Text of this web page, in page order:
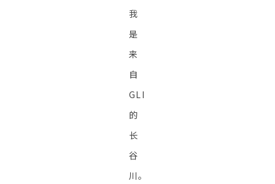
我
是
来
自
GLI
的
长
谷
川。